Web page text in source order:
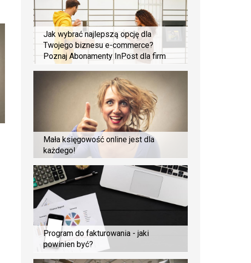
Jak wybrać najlepszą opcję dla
Twojego biznesu e-commerce?
Poznaj Abonamenty InPost dla firm
Mała księgowość online jest dla
każdego!
Program do fakturowania - jaki
powinien być?